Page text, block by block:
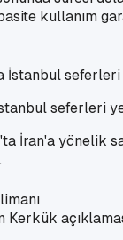
kullanım
seferleri
İran'a yönelik